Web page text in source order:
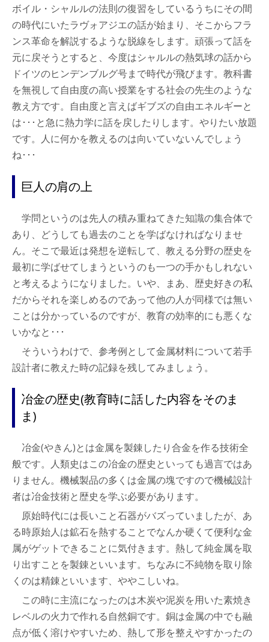
ボイル・シャルルの法則の復習をしているうちにその間
の時代にいたラヴォアジエの話が始まり、そこからフラ
ンス革命を解説するような脱線をします。頑張って話を
元に戻そうとすると、今度はシャルルの熱気球の話から
ドイツのヒンデンブルグ号まで時代が飛びます。教科書
を無視して自由度の高い授業をする社会の先生のような
教え方です。自由度と言えばギブズの自由エネルギーと
は･･･と急に熱力学に話を戻したりします。やりたい放題
です。人に何かを教えるのは向いていないんでしょう
ね･･･
巨人の肩の上
学問というのは先人の積み重ねてきた知識の集合体で
あり、どうしても過去のことを学ばなければなりませ
ん。そこで最近は発想を逆転して、教える分野の歴史を
最初に学ばせてしまうというのも一つの手かもしれない
と考えるようになりました。いや、まあ、歴史好きの私
だからそれを楽しめるのであって他の人が同様では無い
ことは分かっているのですが、教育の効率的にも悪くな
いかなと･･･
そういうわけで、参考例として金属材料について若手
設計者に教えた時の記録を残してみましょう。
冶金の歴史(教育時に話した内容をそのま
ま)
冶金(やきん)とは金属を製錬したり合金を作る技術全
般です。人類史はこの冶金の歴史といっても過言ではあ
りません。機械製品の多くは金属の塊ですので機械設計
者は冶金技術と歴史を学ぶ必要があります。
原始時代には長いこと石器がバズっていましたが、あ
る時原始人は鉱石を熱することでなんか硬くて便利な金
属がゲットできることに気付きます。熱して純金属を取
り出すことを製錬といいます。ちなみに不純物を取り除
くのは精錬といいます、ややこしいね。
この時に主流になったのは木炭や泥炭を用いた素焼き
レベルの火力で作れる自然銅です。銅は金属の中でも融
点が低く溶けやすいため、熱して形を整えやすかったの